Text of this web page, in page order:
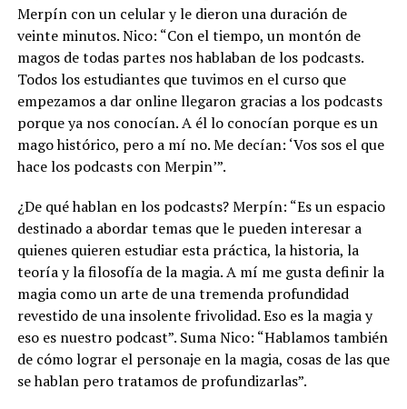
Merpín con un celular y le dieron una duración de
veinte minutos. Nico: “Con el tiempo, un montón de
magos de todas partes nos hablaban de los podcasts.
Todos los estudiantes que tuvimos en el curso que
empezamos a dar online llegaron gracias a los podcasts
porque ya nos conocían. A él lo conocían porque es un
mago histórico, pero a mí no. Me decían: ‘Vos sos el que
hace los podcasts con Merpin’”.
¿De qué hablan en los podcasts? Merpín: “Es un espacio
destinado a abordar temas que le pueden interesar a
quienes quieren estudiar esta práctica, la historia, la
teoría y la filosofía de la magia. A mí me gusta definir la
magia como un arte de una tremenda profundidad
revestido de una insolente frivolidad. Eso es la magia y
eso es nuestro podcast”. Suma Nico: “Hablamos también
de cómo lograr el personaje en la magia, cosas de las que
se hablan pero tratamos de profundizarlas”.